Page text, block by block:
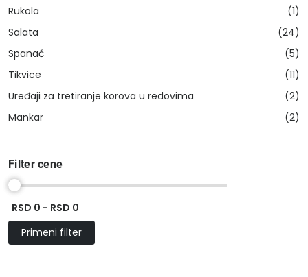
Rukola
(1)
Salata
(24)
Spanać
(5)
Tikvice
(11)
Uređaji za tretiranje korova u redovima
(2)
Mankar
(2)
Filter cene
RSD 0 - RSD 0
Primeni filter